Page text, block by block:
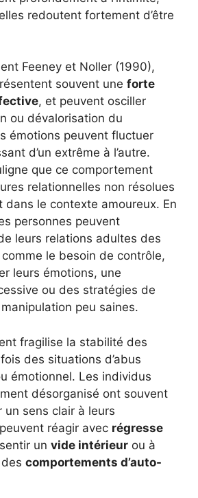
redoutent fortement d’être
Feeney et Noller (1990),
souvent une forte
, et peuvent osciller
ou dévalorisation du
émotions peuvent fluctuer
d’un extrême à l’autre.
que ce comportement
relationnelles non résolues
dans le contexte amoureux. En
personnes peuvent
leurs relations adultes des
le besoin de contrôle,
leurs émotions, une
ou des stratégies de
peu saines.
fragilise la stabilité des
des situations d’abus
émotionnel. Les individus
désorganisé ont souvent
un sens clair à leurs
réagir avec régresse
un vide intérieur ou à
comportements d’auto-